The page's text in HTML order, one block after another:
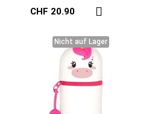
CHF 20.90
Nicht auf Lager
Nicht auf Lager